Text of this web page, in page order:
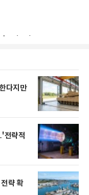
다지만
전략적
략 확